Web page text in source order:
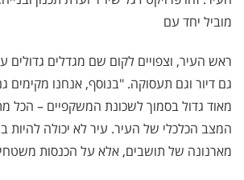
מוביל יחד עם
ראש העיר, וצפויים לקום שם מגדלים גדולים
גם דיור וגם תעסוקה. "בנוסף, אנחנו מקימים
מאוד גדול בסמוך לשכונת המשקפיים – הכל
המצב הכלכלי של העיר. עיר לא יכולה להיות
מארנונה של תושבים, אלא על הכנסות משטחי